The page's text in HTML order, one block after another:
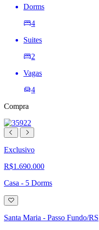
Dorms
4
Suites
2
Vagas
4
Compra
Exclusivo
R$1.690.000
Casa - 5 Dorms
Adicionar
à
lista
de
Santa Maria - Passo Fundo/RS